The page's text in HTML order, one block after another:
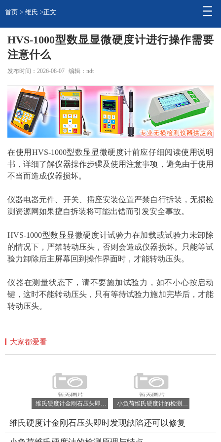
首页 > 维氏 >正文
HVS-1000型数显显微硬度计进行操作需要
注意什么
发布时间：2026-08-07 编辑：ndt
在使用 HVS-1000型数显 显微硬度计前应仔细阅读使用说明
书，详细了解仪器操作步骤及使用注意事项 ，避免由于使用
不当而造成仪器损坏。
仪器电器元件、开关、插座安装位置严禁自行拆装， 无损检
测 资源网如果擅自拆装将可能出错而引发安全事故。
HVS-1000型数显显微硬度计试验力在加载或试验力未卸除
的情况下，严禁转动压头，否则会造成仪器损坏。只能等试
验力卸除后主屏幕回到操作界面时，才能转动压头。
仪器在测量状态下，请不要施加试验力，如不小心按启动
键，这时不能转动压头，只有等待试验力施加完毕后，才能
转动压头。
大家都爱看
维氏硬度计金刚石压头即时发现缺陷还可以修复